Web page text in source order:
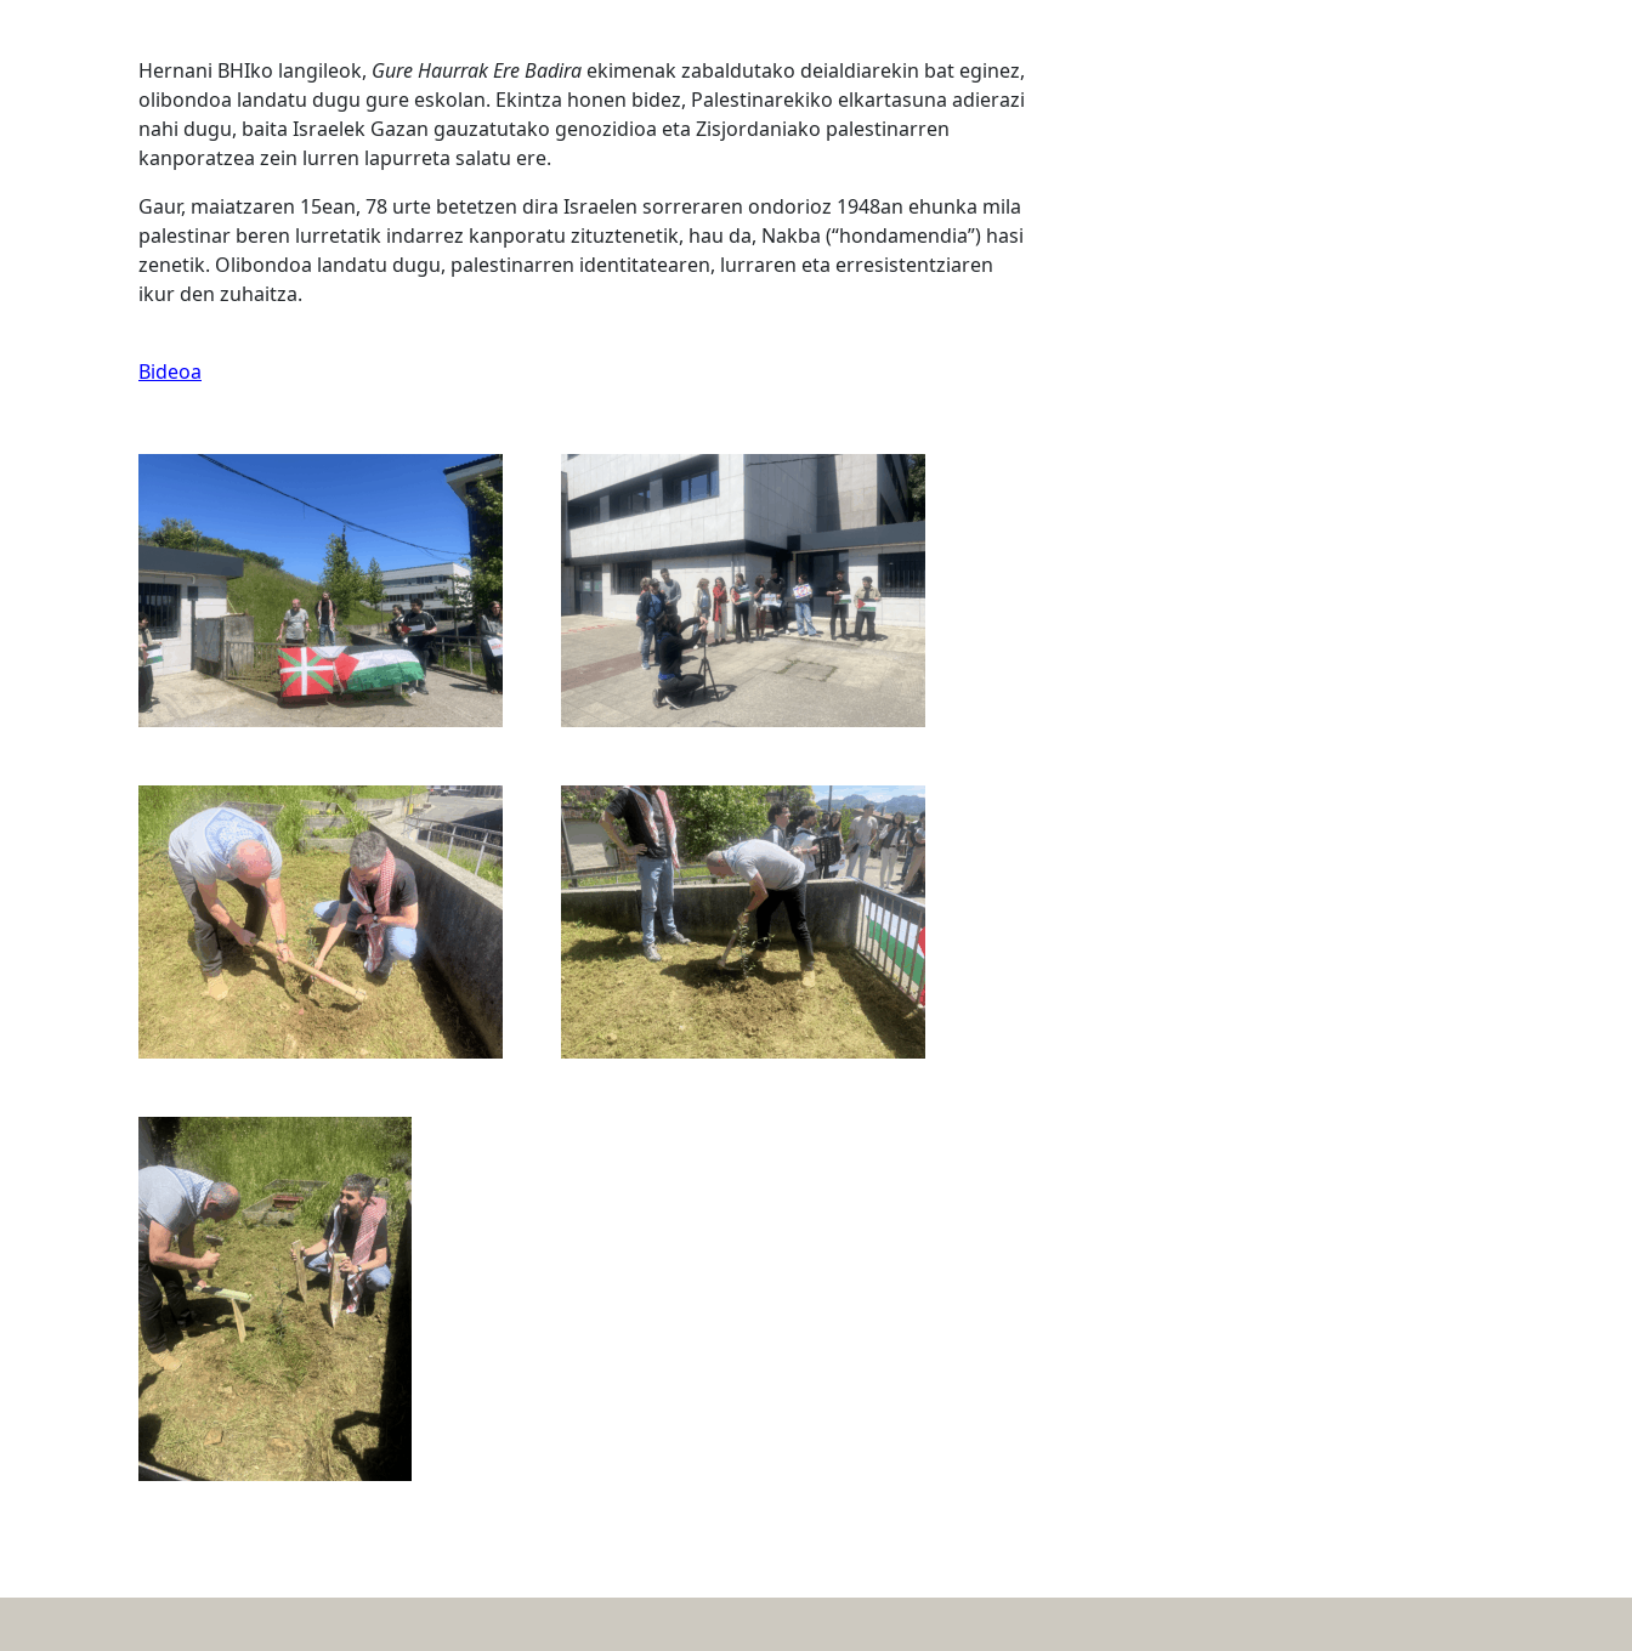
Hernani BHIko langileok, Gure Haurrak Ere Badira ekimenak zabaldutako deialdiarekin bat eginez,
olibondoa landatu dugu gure eskolan. Ekintza honen bidez, Palestinarekiko elkartasuna adierazi
nahi dugu, baita Israelek Gazan gauzatutako genozidioa eta Zisjordaniako palestinarren
kanporatzea zein lurren lapurreta salatu ere.
Gaur, maiatzaren 15ean, 78 urte betetzen dira Israelen sorreraren ondorioz 1948an ehunka mila
palestinar beren lurretatik indarrez kanporatu zituztenetik, hau da, Nakba (“hondamendia”) hasi
zenetik. Olibondoa landatu dugu, palestinarren identitatearen, lurraren eta erresistentziaren
ikur den zuhaitza.
Bideoa